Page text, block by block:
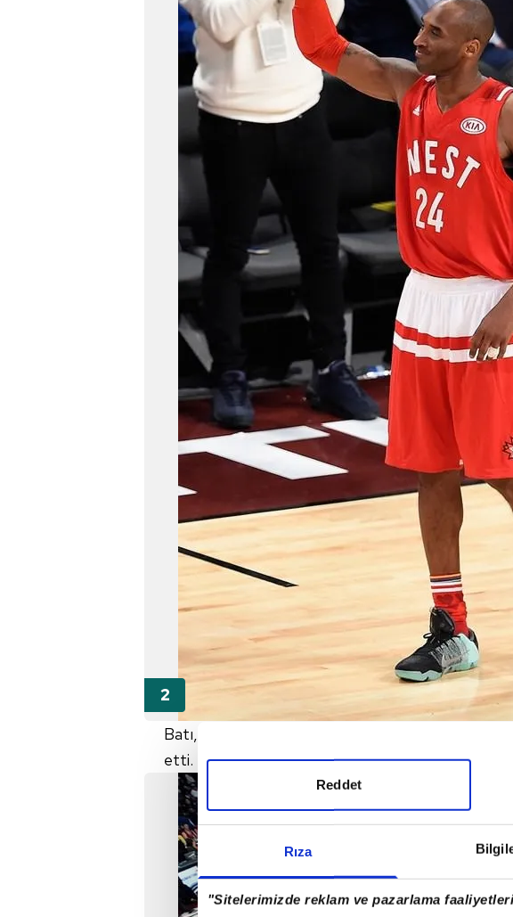
Rıza
"Sitelerimizde reklam ve pazarlama
Reddet
Batı, 369 sayı ile rekorun kırıldığı karşılaşmada
etti.